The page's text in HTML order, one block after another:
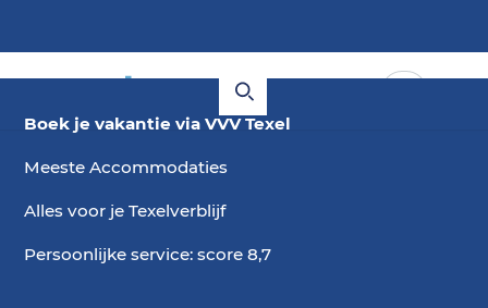
Boek je vakantie via VVV Texel
Meeste Accommodaties
Alles voor je Texelverblijf
Persoonlijke service: score 8,7